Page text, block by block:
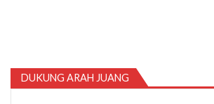
DUKUNG ARAH JUANG